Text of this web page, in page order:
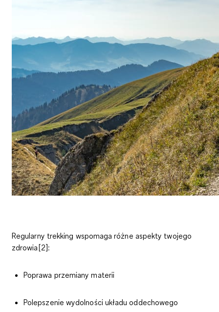
Regularny trekking wspomaga różne aspekty twojego
zdrowia[2]:
Poprawa przemiany materii
Polepszenie wydolności układu oddechowego